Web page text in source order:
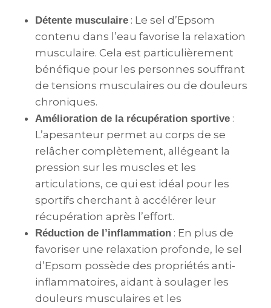
Détente musculaire : Le sel d’Epsom
contenu dans l’eau favorise la relaxation
musculaire. Cela est particulièrement
bénéfique pour les personnes souffrant
de tensions musculaires ou de douleurs
chroniques.
Amélioration de la récupération sportive :
L’apesanteur permet au corps de se
relâcher complètement, allégeant la
pression sur les muscles et les
articulations, ce qui est idéal pour les
sportifs cherchant à accélérer leur
récupération après l’effort.
Réduction de l’inflammation : En plus de
favoriser une relaxation profonde, le sel
d’Epsom possède des propriétés anti-
inflammatoires, aidant à soulager les
douleurs musculaires et les